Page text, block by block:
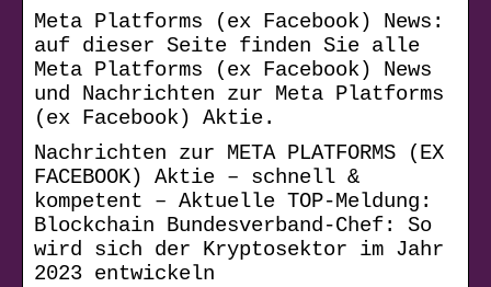
Meta Platforms (ex Facebook) News:
auf dieser Seite finden Sie alle
Meta Platforms (ex Facebook) News
und Nachrichten zur Meta Platforms
(ex Facebook) Aktie.
Nachrichten zur META PLATFORMS (EX
FACEBOOK) Aktie – schnell &
kompetent – Aktuelle TOP-Meldung:
Blockchain Bundesverband-Chef: So
wird sich der Kryptosektor im Jahr
2023 entwickeln